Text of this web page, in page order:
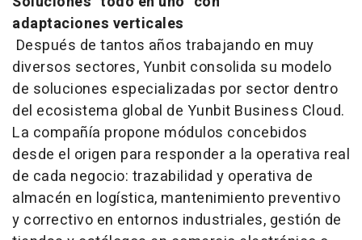
adaptaciones verticales
Después de tantos años trabajando en muy
diversos sectores, Yunbit consolida su modelo
de soluciones especializadas por sector dentro
del ecosistema global de Yunbit Business Cloud.
La compañía propone módulos concebidos
desde el origen para responder a la operativa real
de cada negocio: trazabilidad y operativa de
almacén en logística, mantenimiento preventivo
y correctivo en entornos industriales, gestión de